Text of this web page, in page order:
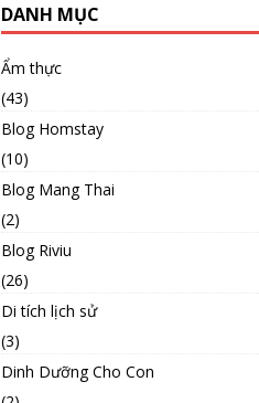
DANH MỤC
Ẩm thực
(43)
Blog Homstay
(10)
Blog Mang Thai
(2)
Blog Riviu
(26)
Di tích lịch sử
(3)
Dinh Dưỡng Cho Con